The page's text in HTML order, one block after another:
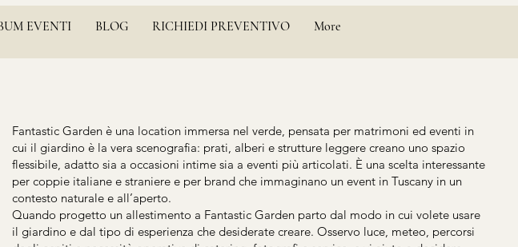
EVENTI BLOG RICHIEDI PREVENTIVO More
Fantastic Garden è una location immersa nel verde, pensata per matrimoni ed eventi in
cui il giardino è la vera scenografia: prati, alberi e strutture leggere creano uno spazio
flessibile, adatto sia a occasioni intime sia a eventi più articolati. È una scelta interessante
per coppie italiane e straniere e per brand che immaginano un event in Tuscany in un
contesto naturale e all’aperto.
Quando progetto un allestimento a Fantastic Garden parto dal modo in cui volete usare
il giardino e dal tipo di esperienza che desiderate creare. Osservo luce, meteo, percorsi